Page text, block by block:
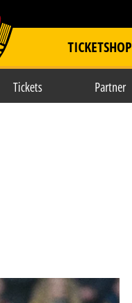
TICKETSHOP
Tickets Partner